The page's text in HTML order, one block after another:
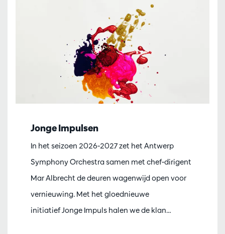
Jonge Impulsen
In het seizoen 2026-2027 zet het Antwerp
Symphony Orchestra samen met chef-dirigent
Mar Albrecht de deuren wagenwijd open voor
vernieuwing. Met het gloednieuwe
initiatief Jonge Impuls halen we de klan…